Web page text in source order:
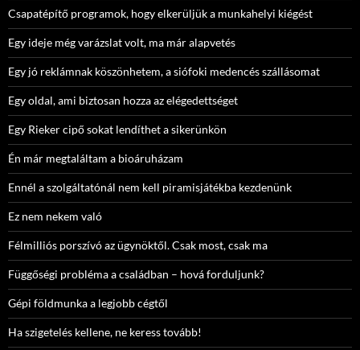
Csapatépítő programok, hogy elkerüljük a munkahelyi kiégést
Egy ideje még varázslat volt, ma már alapvetés
Egy jó reklámnak köszönhetem, a siófoki medencés szállásomat
Egy oldal, ami biztosan hozza az elégedettséget
Egy Rieker cipő sokat lendíthet a sikerünkön
Én már megtaláltam a bioáruházam
Ennél a szolgáltatónál nem kell piramisjátékba kezdenünk
Ez nem nekem való
Félmilliós porszívó az ügynöktől. Csak most, csak ma
Függőségi probléma a családban – hová forduljunk?
Gépi földmunka a legjobb cégtől
Ha szigetelés kellene, ne keress tovább!